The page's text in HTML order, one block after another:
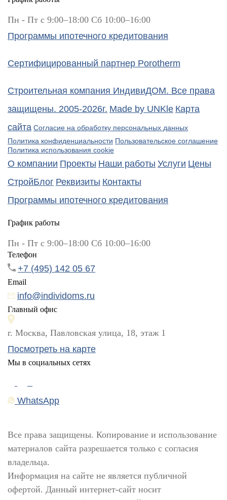
Пн - Пт с 9:00–18:00 Сб 10:00–16:00
Программы ипотечного кредитования
Сертифицированный партнер Porotherm
Строительная компания ИндивиДОМ. Все права
защищены. 2005-2026г. Made by UNKle Карта
сайта Согласие на обработку персональных данных
Политика конфиденциальности Пользовательское соглашение
Политика использования сookie
О компании Проекты Наши работы Услуги Цены
СтройБлог Реквизиты Контакты
Программы ипотечного кредитования
График работы
Пн - Пт с 9:00–18:00 Сб 10:00–16:00
Телефон
+7 (495) 142 05 67
Email
info@individoms.ru
Главный офис
г. Москва, Павловская улица, 18, этаж 1
Посмотреть на карте
Мы в социальных сетях
WhatsApp
Все права защищены. Копирование и использование
материалов сайта разрешается только с согласия
владельца.
Информация на сайте не является публичной
офертой. Данный интернет-сайт носит